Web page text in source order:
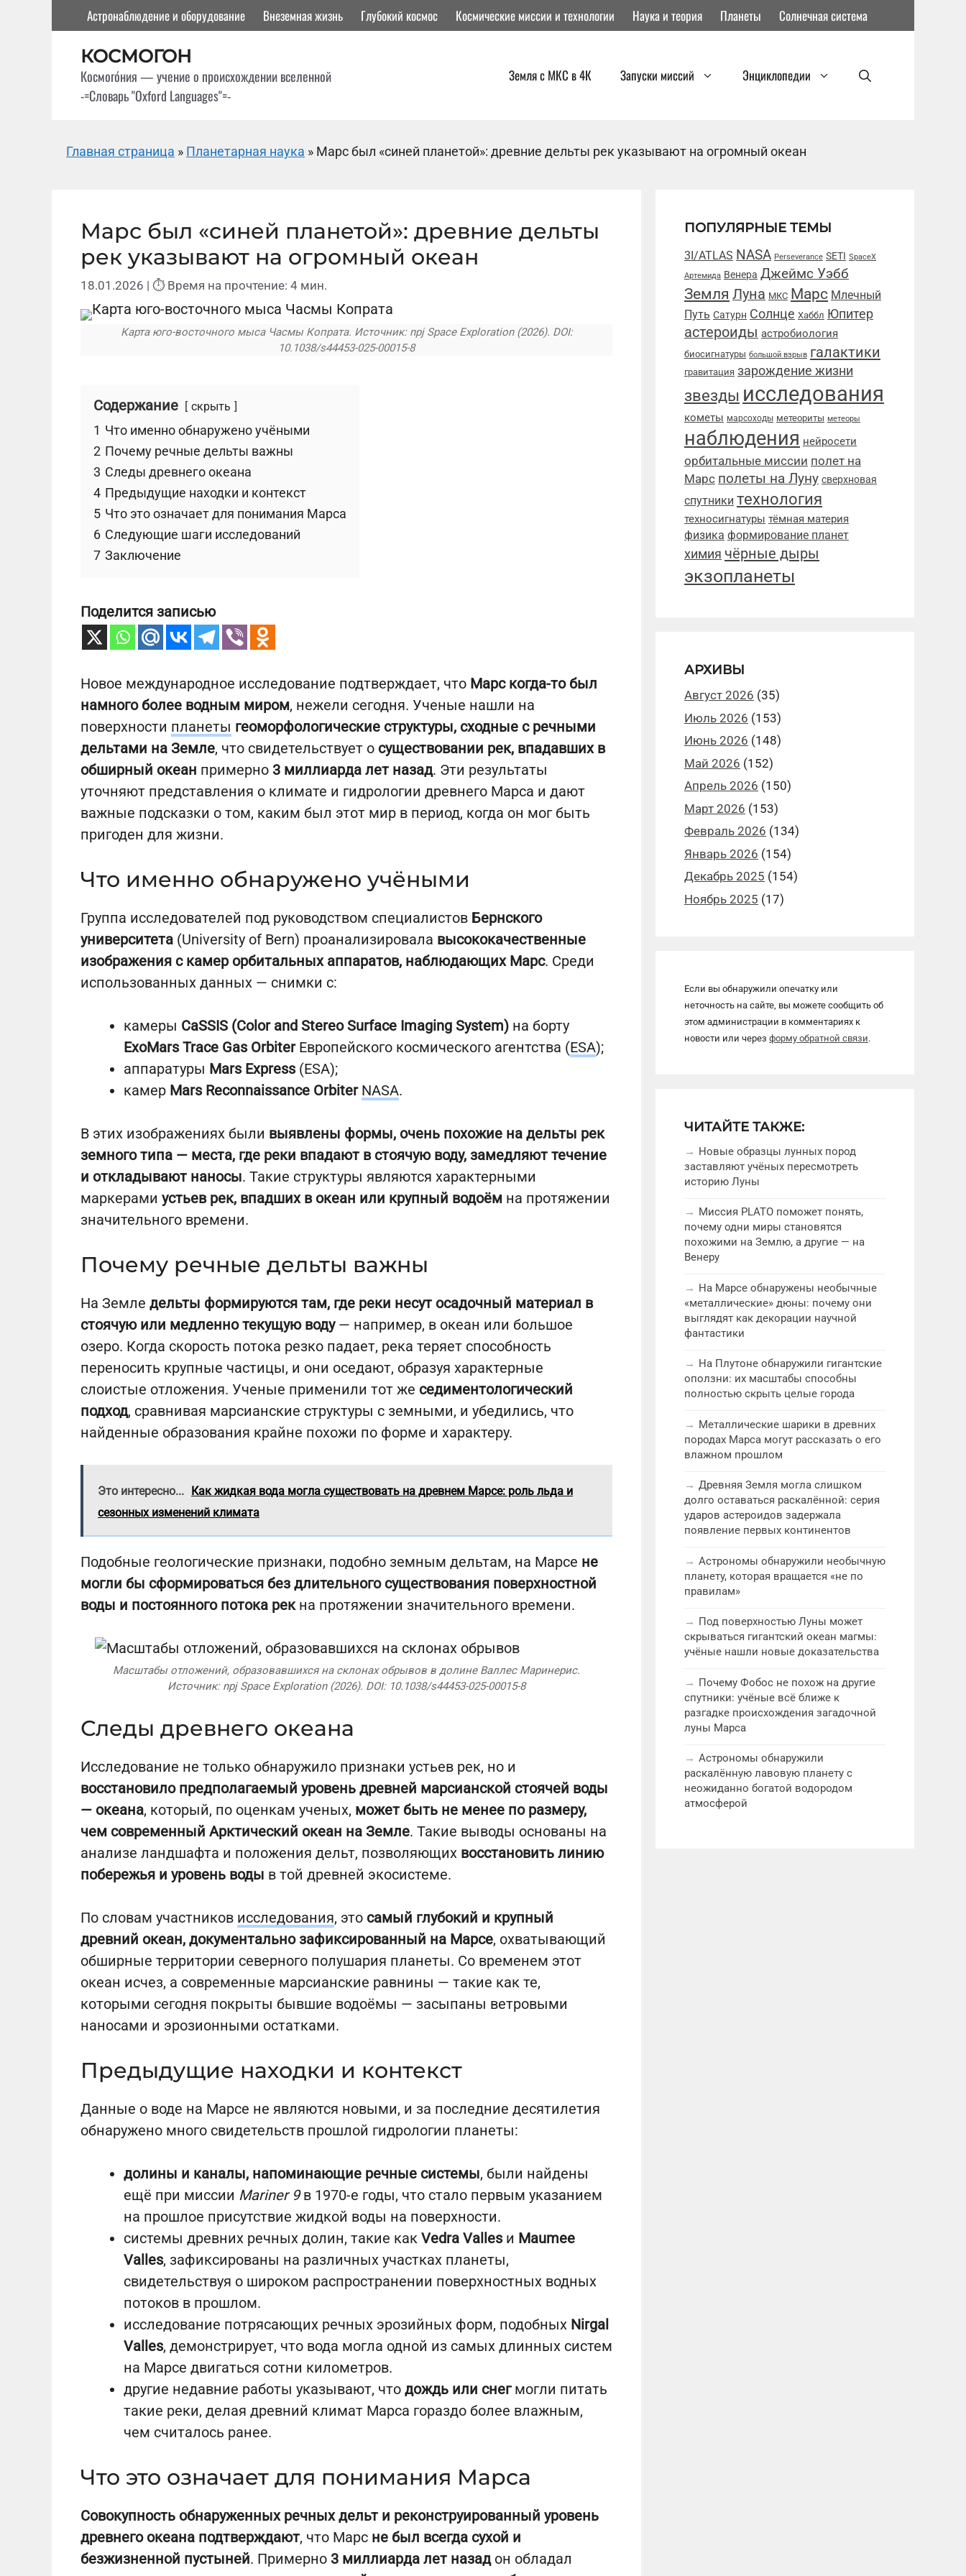
содержимому
Астронаблюдение и оборудование Внеземная жизнь Глубокий космос Космические миссии и технологии Наука и теория Планеты Солнечная система
КОСМОГОН
Космого́ния — учение о происхождении вселенной
-=Словарь "Oxford Languages"=-
Земля с МКС в 4К Запуски миссий Энциклопедии
Главная страница » Планетарная наука » Марс был «синей планетой»: древние дельты рек указывают на огромный океан
Марс был «синей планетой»: древние дельты
рек указывают на огромный океан
18.01.2026 | ⏱ Время на прочтение: 4 мин.
Карта юго-восточного мыса Часмы Копрата. Источник: npj Space Exploration (2026). DOI:
10.1038/s44453-025-00015-8
Содержание скрыть
1 Что именно обнаружено учёными
2 Почему речные дельты важны
3 Следы древнего океана
4 Предыдущие находки и контекст
5 Что это означает для понимания Марса
6 Следующие шаги исследований
7 Заключение
Поделится записью
Новое международное исследование подтверждает, что Марс когда-то был
намного более водным миром, нежели сегодня. Ученые нашли на
поверхности планеты геоморфологические структуры, сходные с речными
дельтами на Земле, что свидетельствует о существовании рек, впадавших в
обширный океан примерно 3 миллиарда лет назад. Эти результаты
уточняют представления о климате и гидрологии древнего Марса и дают
важные подсказки о том, каким был этот мир в период, когда он мог быть
пригоден для жизни.
Что именно обнаружено учёными
Группа исследователей под руководством специалистов Бернского
университета (University of Bern) проанализировала высококачественные
изображения с камер орбитальных аппаратов, наблюдающих Марс. Среди
использованных данных — снимки с:
камеры CaSSIS (Color and Stereo Surface Imaging System) на борту
ExoMars Trace Gas OrbiterЕвропейского космического агентства (ESA);
аппаратуры Mars Express(ESA);
камер Mars Reconnaissance Orbiter NASA.
В этих изображениях были выявлены формы, очень похожие на дельты рек
земного типа — места, где реки впадают в стоячую воду, замедляют течение
и откладывают наносы. Такие структуры являются характерными
маркерами устьев рек, впадших в океан или крупный водоём на протяжении
значительного времени.
Почему речные дельты важны
На Земле дельты формируются там, где реки несут осадочный материал в
стоячую или медленно текущую воду— например, в океан или большое
озеро. Когда скорость потока резко падает, река теряет способность
переносить крупные частицы, и они оседают, образуя характерные
слоистые отложения. Ученые применили тот же седиментологический
подход, сравнивая марсианские структуры с земными, и убедились, что
найденные образования крайне похожи по форме и характеру.
Это интересно... Как жидкая вода могла существовать на древнем Марсе: роль льда и
сезонных изменений климата
Подобные геологические признаки, подобно земным дельтам, на Марсе не
могли бы сформироваться без длительного существования поверхностной
воды и постоянного потока рекна протяжении значительного времени.
Масштабы отложений, образовавшихся на склонах обрывов в долине Валлес Маринерис.
Источник: npj Space Exploration (2026). DOI: 10.1038/s44453-025-00015-8
Следы древнего океана
Исследование не только обнаружило признаки устьев рек, но и
восстановило предполагаемый уровень древней марсианской стоячей воды
— океана, который, по оценкам ученых, может быть не менее по размеру,
чем современный Арктический океан на Земле. Такие выводы основаны на
анализе ландшафта и положения дельт, позволяющих восстановить линию
побережья и уровень воды в той древней экосистеме.
По словам участников исследования, это самый глубокий и крупный
древний океан, документально зафиксированный на Марсе, охватывающий
обширные территории северного полушария планеты. Со временем этот
океан исчез, а современные марсианские равнины — такие как те,
которыми сегодня покрыты бывшие водоёмы — засыпаны ветровыми
наносами и эрозионными остатками.
Предыдущие находки и контекст
Данные о воде на Марсе не являются новыми, и за последние десятилетия
обнаружено много свидетельств прошлой гидрологии планеты:
долины и каналы, напоминающие речные системы, были найдены
ещё при миссии Mariner 9в 1970-е годы, что стало первым указанием
на прошлое присутствие жидкой воды на поверхности.
системы древних речных долин, такие как Vedra Vallesи Maumee
Valles, зафиксированы на различных участках планеты,
свидетельствуя о широком распространении поверхностных водных
потоков в прошлом.
исследование потрясающих речных эрозийных форм, подобных Nirgal
Valles, демонстрирует, что вода могла одной из самых длинных систем
на Марсе двигаться сотни километров.
другие недавние работы указывают, что дождь или снегмогли питать
такие реки, делая древний климат Марса гораздо более влажным,
чем считалось ранее.
Что это означает для понимания Марса
Совокупность обнаруженных речных дельт и реконструированный уровень
древнего океана подтверждают, что Марс не был всегда сухой и
безжизненной пустыней. Примерно 3 миллиарда лет назадон обладал
ПОПУЛЯРНЫЕ ТЕМЫ
3I/ATLAS NASA Perseverance SETI SpaceX
Артемида Венера Джеймс Уэбб
Земля Луна МКС Марс Млечный
Путь Сатурн Солнце Хаббл Юпитер
астероиды астробиология
биосигнатуры большой взрыв галактики
гравитация зарождение жизни
звезды исследования
кометы марсоходы метеориты метеоры
наблюдения нейросети
орбитальные миссии полет на
Марс полеты на Луну сверхновая
спутники технология
техносигнатуры тёмная материя
физика формирование планет
химия чёрные дыры
экзопланеты
АРХИВЫ
Август 2026 (35)
Июль 2026 (153)
Июнь 2026 (148)
Май 2026 (152)
Апрель 2026 (150)
Март 2026 (153)
Февраль 2026 (134)
Январь 2026 (154)
Декабрь 2025 (154)
Ноябрь 2025 (17)
Если вы обнаружили опечатку или
неточность на сайте, вы можете сообщить об
этом администрации в комментариях к
новости или через форму обратной связи.
ЧИТАЙТЕ ТАКЖЕ:
Новые образцы лунных пород
заставляют учёных пересмотреть
историю Луны
Миссия PLATO поможет понять,
почему одни миры становятся
похожими на Землю, а другие — на
Венеру
На Марсе обнаружены необычные
«металлические» дюны: почему они
выглядят как декорации научной
фантастики
На Плутоне обнаружили гигантские
оползни: их масштабы способны
полностью скрыть целые города
Металлические шарики в древних
породах Марса могут рассказать о его
влажном прошлом
Древняя Земля могла слишком
долго оставаться раскалённой: серия
ударов астероидов задержала
появление первых континентов
Астрономы обнаружили необычную
планету, которая вращается «не по
правилам»
Под поверхностью Луны может
скрываться гигантский океан магмы:
учёные нашли новые доказательства
Почему Фобос не похож на другие
спутники: учёные всё ближе к
разгадке происхождения загадочной
луны Марса
Астрономы обнаружили
раскалённую лавовую планету с
неожиданно богатой водородом
атмосферой